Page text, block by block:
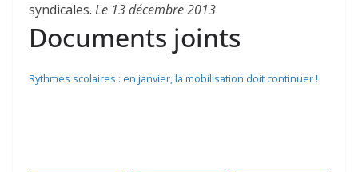
syndicales. Le 13 décembre 2013
Documents joints
Rythmes scolaires : en janvier, la mobilisation doit continuer !